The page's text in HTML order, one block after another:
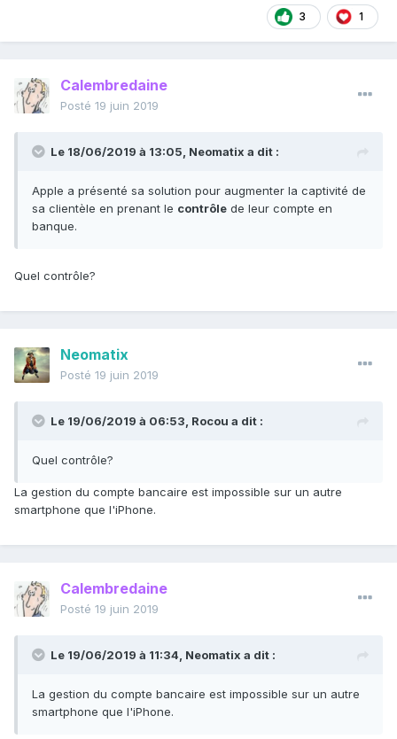
3 1
Calembredaine
Posté 19 juin 2019
Le 18/06/2019 à 13:05, Neomatix a dit :
Apple a présenté sa solution pour augmenter la captivité de
sa clientèle en prenant le contrôle de leur compte en
banque.
Quel contrôle?
Neomatix
Posté 19 juin 2019
Le 19/06/2019 à 06:53, Rocou a dit :
Quel contrôle?
La gestion du compte bancaire est impossible sur un autre
smartphone que l'iPhone.
Calembredaine
Posté 19 juin 2019
Le 19/06/2019 à 11:34, Neomatix a dit :
La gestion du compte bancaire est impossible sur un autre
smartphone que l'iPhone.